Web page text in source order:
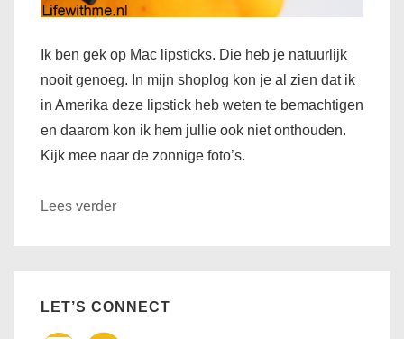
Ik ben gek op Mac lipsticks. Die heb je natuurlijk
nooit genoeg. In mijn shoplog kon je al zien dat ik
in Amerika deze lipstick heb weten te bemachtigen
en daarom kon ik hem jullie ook niet onthouden.
Kijk mee naar de zonnige foto’s.
Lees verder
LET’S CONNECT